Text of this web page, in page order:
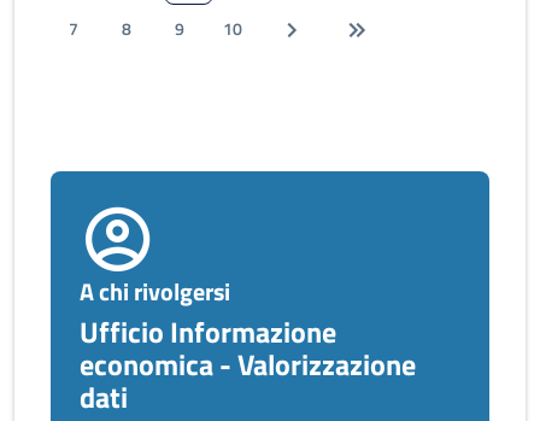
7
8 9 10
A chi rivolgersi
Ufficio Informazione
economica - Valorizzazione
dati